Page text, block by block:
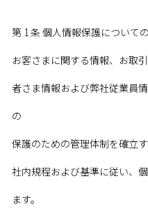
第 1 条 個人情報保護について
お客さまに関する情報、お取
者さま情報および弊社従業員
の
保護のための管理体制を確立
社内規程および基準に従い、
ます。